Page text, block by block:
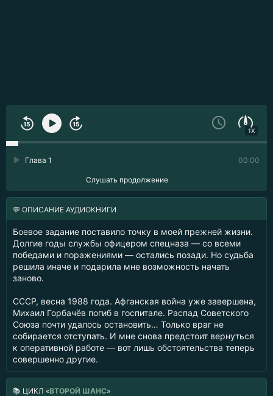
1X
00:00
Глава 1
Слушать продолжение
💬 ОПИСАНИЕ АУДИОКНИГИ
Боевое задание поставило точку в моей прежней жизни.
Долгие годы службы офицером спецназа — со всеми
победами и поражениями — остались позади. Но судьба
решила иначе и подарила мне возможность начать
заново.
СССР, весна 1988 года. Афганская война уже завершена,
Михаил Горбачёв погиб в госпитале. Распад Советского
Союза почти удалось остановить… Только враг не
собирается отступать. И мне снова предстоит вернуться
к оперативной работе — вот лишь обстоятельства теперь
совершенно другие.
📚 ЦИКЛ «ВТОРОЙ ШАНС»